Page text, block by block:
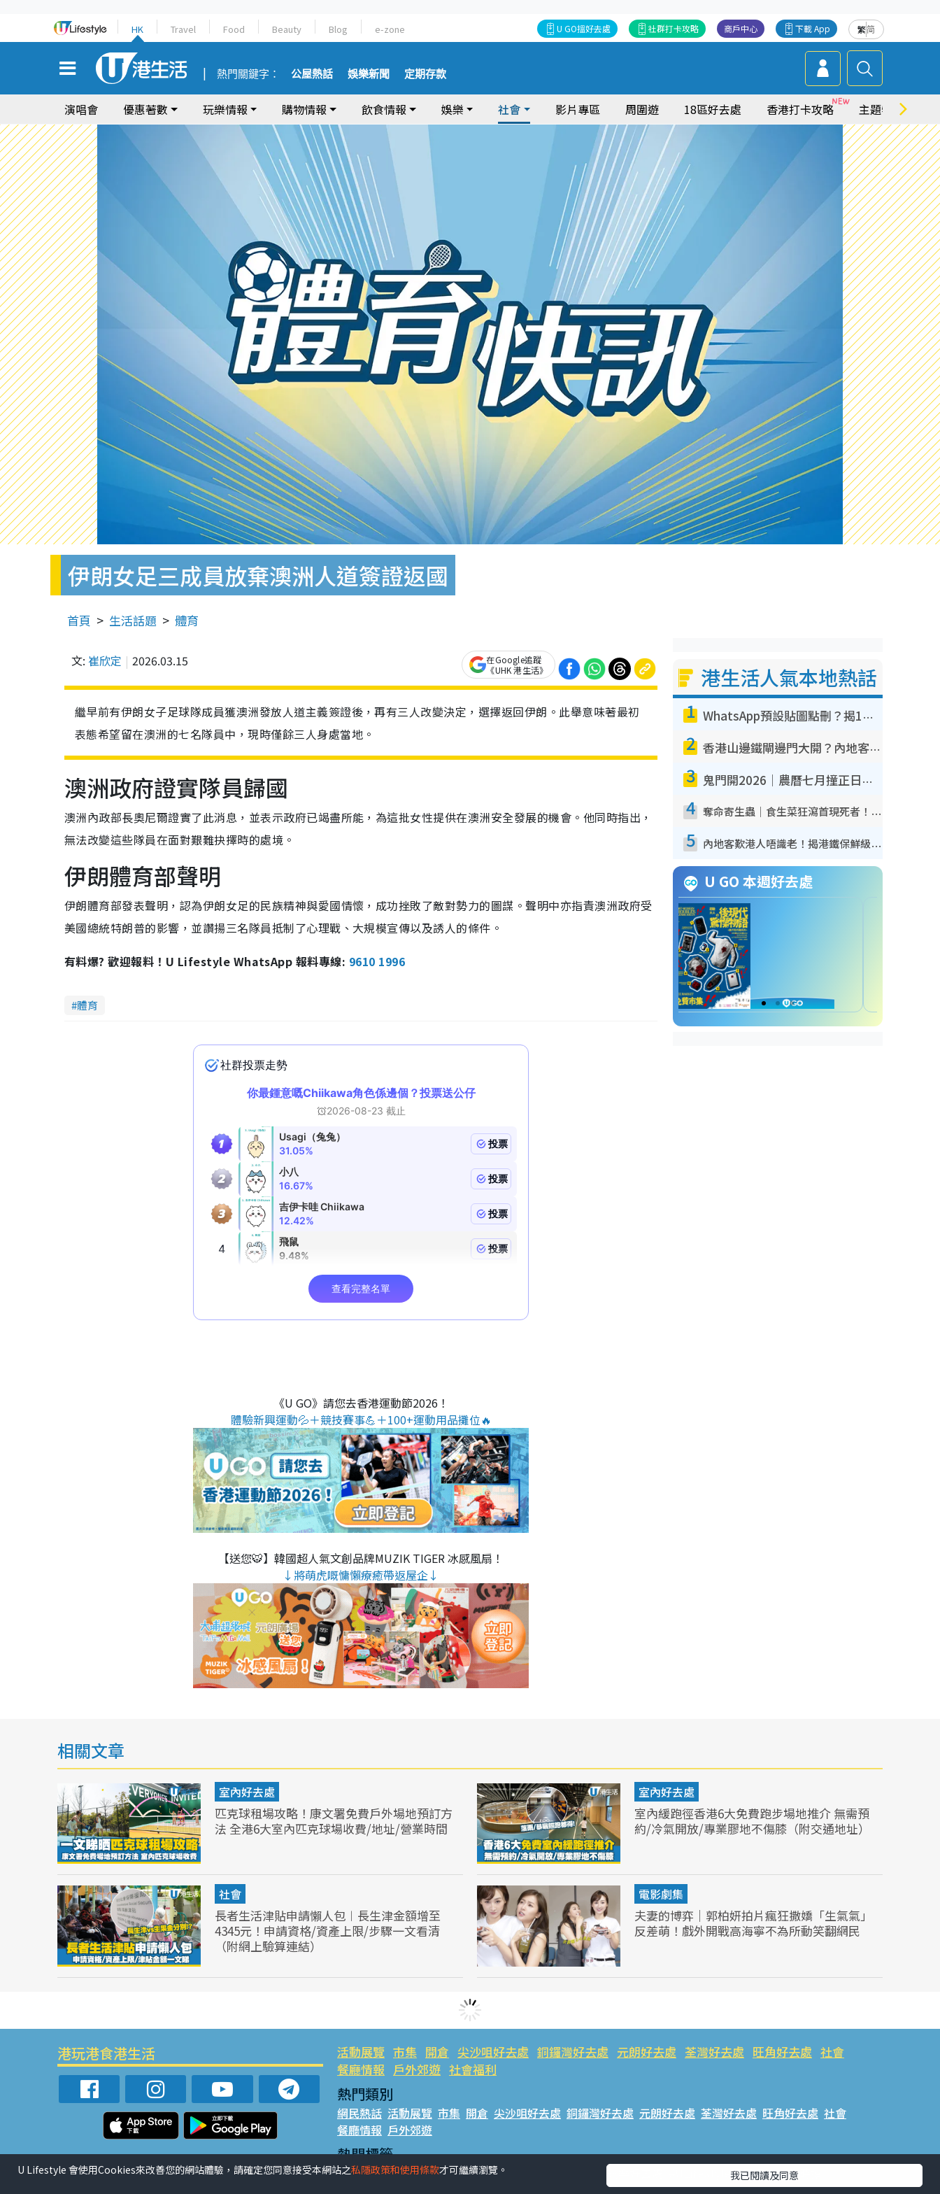
HK Travel Food Beauty Blog e-zone 繁简
下載 App
商戶中心
社群打卡攻略
U GO搵好去處
熱門關鍵字： 公屋熱話 娛樂新聞 定期存款
演唱會 優惠著數 玩樂情報 購物情報 飲食情報 娛樂 社會 影片專區 周圍遊 18區好去處 香港打卡攻略 主題特集
伊朗女足三成員放棄澳洲人道簽證返國
首頁 生活話題 體育
文: 崔欣定 2026.03.15
在Google追蹤
《UHK 港生活》
繼早前有伊朗女子足球隊成員獲澳洲發放人道主義簽證後，再有三人改變決定，選擇返回伊朗。此舉意味著最初
表態希望留在澳洲的七名隊員中，現時僅餘三人身處當地。
澳洲政府證實隊員歸國
澳洲內政部長奧尼爾證實了此消息，並表示政府已竭盡所能，為這批女性提供在澳洲安全發展的機會。他同時指出，
無法改變這些隊員在面對艱難抉擇時的處境。
伊朗體育部聲明
伊朗體育部發表聲明，認為伊朗女足的民族精神與愛國情懷，成功挫敗了敵對勢力的圖謀。聲明中亦指責澳洲政府受
美國總統特朗普的影響，並讚揚三名隊員抵制了心理戰、大規模宣傳以及誘人的條件。
有料爆? 歡迎報料！U Lifestyle WhatsApp 報料專線: 9610 1996
體育
《U GO》請您去香港運動節2026！
體驗新興運動💦＋競技賽事💪＋100+運動用品攤位🔥
【送您🐯】韓國超人氣文創品牌MUZIK TIGER 冰感風扇！
↓將萌虎嘅慵懶療癒帶返屋企↓
港生活人氣本地熱話
1 WhatsApp預設貼圖點刪？揭1招「反向操作」還原簡潔介面 附3步實測教學
2 香港山邊鐵閘邊門大開？內地客困惑意義何在！網民神回覆：呢種叫法理性防禦
3 鬼門開2026｜農曆七月撞正日全食特別邪？專家警告切忌做一事！揭4大禁忌+2招保平安
4 奪命寄生蟲｜食生菜狂瀉首現死者！疫潮惡化錄1.8萬宗病例 揭洗菜3大謬誤
5 內地客歎港人唔識老！揭港鐵保鮮級冷氣 港人求放過：咪投訴
U GO 本週好去處
相關文章
室內好去處
匹克球租場攻略！康文署免費戶外場地預訂方
法 全港6大室內匹克球場收費/地址/營業時間
室內好去處
室內緩跑徑香港6大免費跑步場地推介 無需預
約/冷氣開放/專業膠地不傷膝（附交通地址）
社會
長者生活津貼申請懶人包︱長生津金額增至
4345元！申請資格/資產上限/步驟一文看清
（附網上驗算連結）
電影劇集
夫妻的博弈｜郭柏妍拍片瘋狂撒嬌「生氣氣」
反差萌！戲外開戰高海寧不為所動笑翻網民
港玩港食港生活 活動展覽 市集 開倉 尖沙咀好去處 銅鑼灣好去處 元朗好去處 荃灣好去處 旺角好去處 社會
餐廳情報 戶外郊遊 社會福利
熱門類別
網民熱話 活動展覽 市集 開倉 尖沙咀好去處 銅鑼灣好去處 元朗好去處 荃灣好去處 旺角好去處 社會
餐廳情報 戶外郊遊
熱門標籤
#UGO搵好去處 #人氣活動推介 #美食社群熱話 #ULifestyle應用程式 #限時搶
#網絡熱話
U Lifestyle 會使用Cookies來改善您的網站體驗，請確定您同意接受本網站之私隱政策和使用條款才可繼續瀏覽。 我已閱讀及同意